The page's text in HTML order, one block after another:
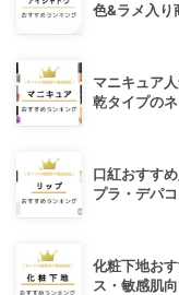
色&ラメ入り
マニキュア
乾タイプの
口紅おすす
プラ・デパ
化粧下地お
ス・敏感肌